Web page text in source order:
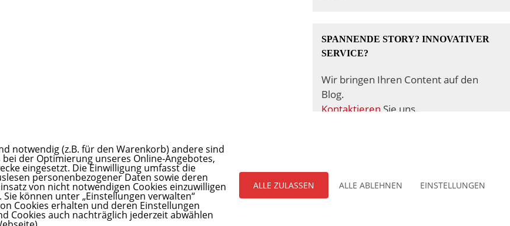
SPANNENDE STORY? INNOVATIVER
SERVICE?
Wir bringen Ihren Content auf den
Blog.
Kontaktieren Sie uns.
Initiatoren und Partner.
notwendig (z.B. für den Warenkorb) andere sind
der Optimierung unseres Online-Angebotes,
eingesetzt. Die Einwilligung umfasst die
personenbezogener Daten sowie deren
von nicht notwendigen Cookies einzuwilligen
können unter „Einstellungen verwalten“
Cookies erhalten und deren Einstellungen
Cookies auch nachträglich jederzeit abwählen
ALLE ZULASSEN ALLE ABLEHNEN EINSTELLUNGEN